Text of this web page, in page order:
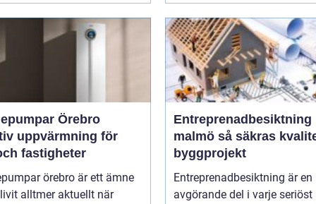
Örebro
uppvärmning för
fastigheter
örebro är ett ämne
alltmer aktuellt när
Entreprenadbesiktning
malmö så säkras kvaliteten i
byggprojekt
Entreprenadbesiktning är en
avgörande del i varje seriöst